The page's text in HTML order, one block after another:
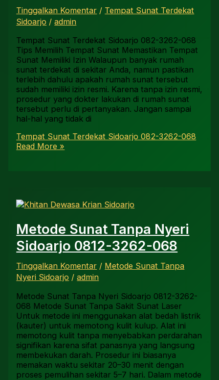
Tinggalkan Komentar / Tempat Sunat Terdekat
Sidoarjo /admin
Tempat Sunat Terdekat Sidoarjo 082-3262-068
Tips Memilih Tempat Sunat Memastikan Tempat
Sunat Memiliki Izin Walaupun banyak rumah
sunat terdekat di sekitar Anda, namun pastikan
terlebih dahulu apakah rumah sunat tersebut
sudah memiliki izin resmi. Karena tanpa izin resmi,
prosedur yang dokter lakukan di rumah sunat
tersebut perlu di pertanyakan. Jangan sampai
hal-hal yang tidak di
Tempat Sunat Terdekat Sidoarjo 082-3262-068
Read More »
Metode Sunat Tanpa Nyeri
Sidoarjo 0812-3262-068
Tinggalkan Komentar / Metode Sunat Tanpa
Nyeri Sidoarjo /admin
Metode Sunat Tanpa Nyeri Sidoarjo 0812-3262-
068 Metode Sunat Tanpa Sakit Sunat Laser
Untuk metode ini menggunakan alat bedah listrik
(kauter) untuk memotong kulit kulup. Alat ini
memotong kulit tanpa menyebabkan perdarahan
signifikan karena sifat panasnya yang langsung
membekukan darah. Prosedur ini biasanya
memakan waktu sekitar 20–30 menit dengan
proses pemulihan sekitar 5–7 hari. Dalam metode